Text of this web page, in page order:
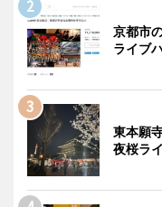
京都市
ライブ
東本願
夜桜ラ